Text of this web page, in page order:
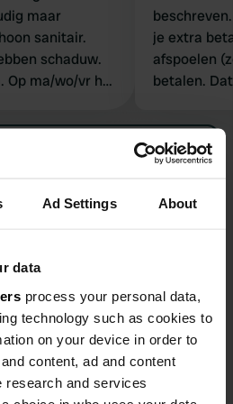
Ad Settings About
data
process your personal data,
technology such as cookies to
on your device in order to
content, ad and content
research and services
maar
sanitair.
schaduw.
ma/wo/vr h19
het restaurant (
kinderen.
te huur
je extra
afspoelen
betalen.
hier geweest?